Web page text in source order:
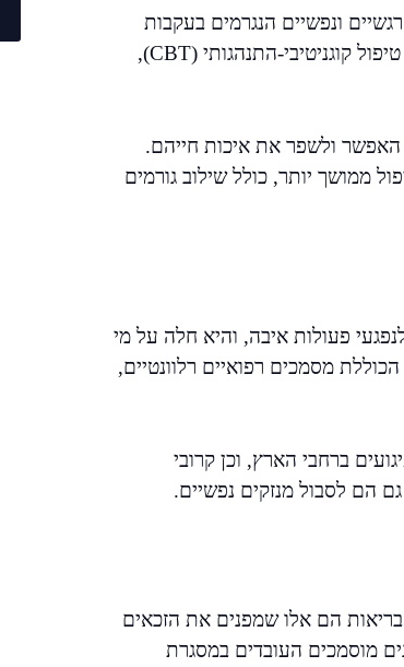
ונפשיים הנגרמים בעקבות
האירוע הטראומטי. הטיפול יכול לכלול שיחות טיפוליות עם פסיכולוג קליני, טיפול קוגניטיבי-התנהגותי (CBT),
האפשר ולשפר את איכות חייהם.
ממושך יותר, כולל שילוב גורמים
פעולות איבה, והיא חלה על מי
מסמכים רפואיים רלוונטיים,
ברחבי הארץ, וכן קרובי
הם לסבול מנזקים נפשיים.
הם אלו שמפנים את הזכאים
מוסמכים העובדים במסגרת